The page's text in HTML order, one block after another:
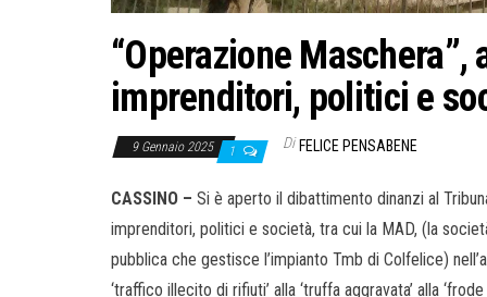
“Operazione
imprenditori, politici e
9 Gennaio 2025 1 Di FELICE PENSABENE
CASSINO – Si è aperto il dibattimento dinanzi al
imprenditori, politici e società, tra cui la MAD, (la
pubblica che gestisce l’impianto Tmb di Colfelice)
‘traffico illecito di rifiuti’ alla ‘truffa aggravata’ alla